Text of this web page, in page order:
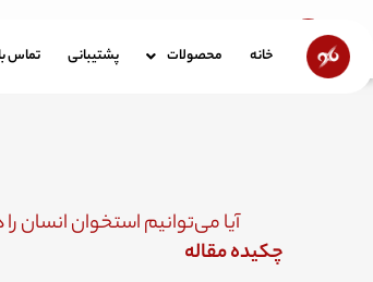
محتوا
خانه محصولات پشتیبانی تماس
آیا می‌توانیم استخوان انسان
چکیده مقاله